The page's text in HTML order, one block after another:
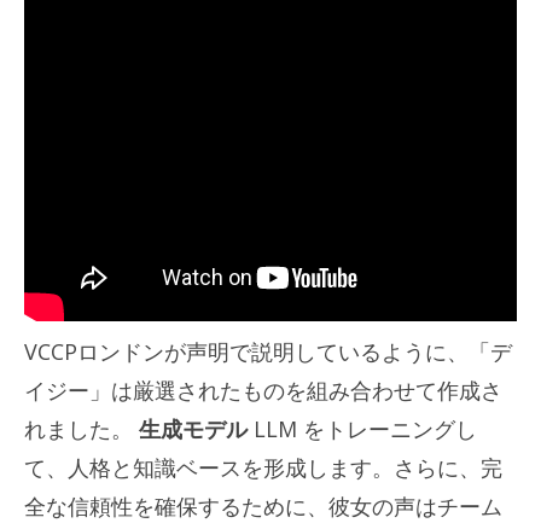
VCCPロンドンが声明で説明しているように、「デ
イジー」は厳選されたものを組み合わせて作成さ
れました。 生成モデルLLM をトレーニングし
て、人格と知識ベースを形成します。さらに、完
全な信頼性を確保するために、彼女の声はチーム